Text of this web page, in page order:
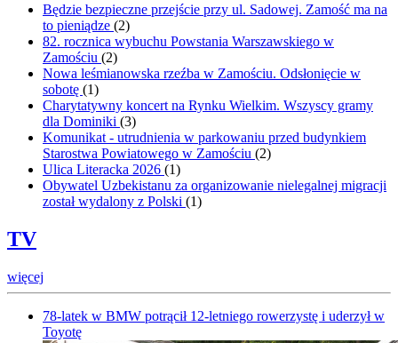
Będzie bezpieczne przejście przy ul. Sadowej. Zamość ma na
to pieniądze (2)
82. rocznica wybuchu Powstania Warszawskiego w
Zamościu (2)
Nowa leśmianowska rzeźba w Zamościu. Odsłonięcie w
sobotę (1)
Charytatywny koncert na Rynku Wielkim. Wszyscy gramy
dla Dominiki (3)
Komunikat - utrudnienia w parkowaniu przed budynkiem
Starostwa Powiatowego w Zamościu (2)
Ulica Literacka 2026 (1)
Obywatel Uzbekistanu za organizowanie nielegalnej migracji
został wydalony z Polski (1)
TV
więcej
78-latek w BMW potrącił 12-letniego rowerzystę i uderzył w
Toyotę